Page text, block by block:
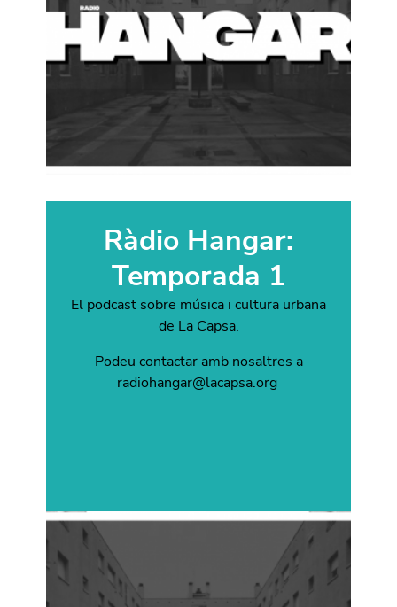
Ràdio Hangar:
Temporada 1
El podcast sobre música i cultura urbana
de La Capsa.
Podeu contactar amb nosaltres a
radiohangar@lacapsa.org